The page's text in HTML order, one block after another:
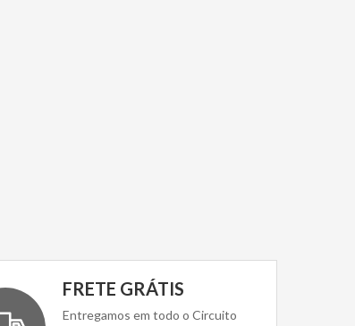
FRETE GRÁTIS
Entregamos em todo o Circuito